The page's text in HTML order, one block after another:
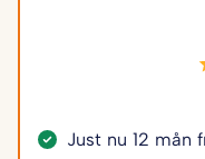
Just nu 12 mån